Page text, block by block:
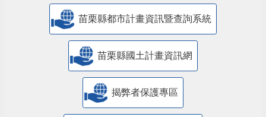
苗栗縣都市計畫資訊暨查詢系統
苗栗縣國土計畫資訊網
揭弊者保護專區